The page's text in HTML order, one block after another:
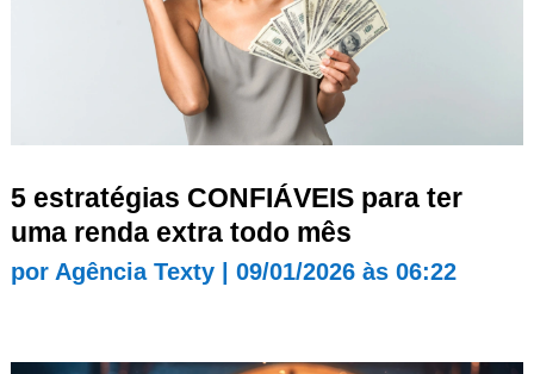
5 estratégias CONFIÁVEIS para ter
uma renda extra todo mês
por Agência Texty| 09/01/2026 às 06:22